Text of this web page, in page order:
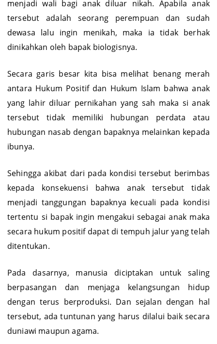
menjadi wali bagi anak diluar nikah. Apabila anak
tersebut adalah seorang perempuan dan sudah
dewasa lalu ingin menikah, maka ia tidak berhak
dinikahkan oleh bapak biologisnya.
Secara garis besar kita bisa melihat benang merah
antara Hukum Positif dan Hukum Islam bahwa anak
yang lahir diluar pernikahan yang sah maka si anak
tersebut tidak memiliki hubungan perdata atau
hubungan nasab dengan bapaknya melainkan kepada
ibunya.
Sehingga akibat dari pada kondisi tersebut berimbas
kepada konsekuensi bahwa anak tersebut tidak
menjadi tanggungan bapaknya kecuali pada kondisi
tertentu si bapak ingin mengakui sebagai anak maka
secara hukum positif dapat di tempuh jalur yang telah
ditentukan.
Pada dasarnya, manusia diciptakan untuk saling
berpasangan dan menjaga kelangsungan hidup
dengan terus berproduksi. Dan sejalan dengan hal
tersebut, ada tuntunan yang harus dilalui baik secara
duniawi maupun agama.